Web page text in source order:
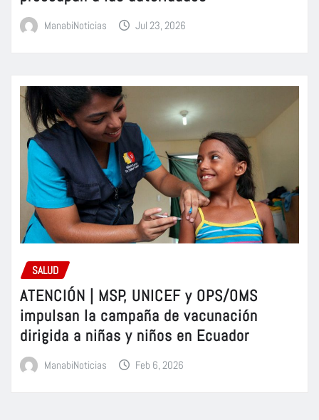
ManabiNoticias Jul 23, 2026
SALUD
ATENCIÓN | MSP, UNICEF y OPS/OMS
impulsan la campaña de vacunación
dirigida a niñas y niños en Ecuador
ManabiNoticias Feb 6, 2026